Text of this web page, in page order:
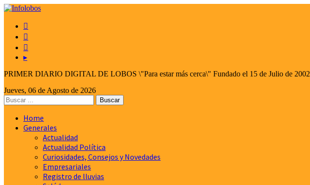



▸
PRIMER DIARIO DIGITAL DE LOBOS \"Para estar más cerca\" Fundado el 15 de Julio de 2002
Jueves, 06 de Agosto de 2026
Home
Generales
Actualidad
Actualidad Política
Curiosidades, Consejos y Novedades
Empresariales
Registro de lluvias